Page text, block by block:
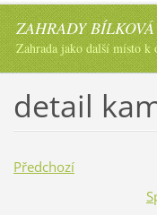
ZAHRADY BÍLKOVÁ
Zahrada jako další místo k
detail
Předchozí